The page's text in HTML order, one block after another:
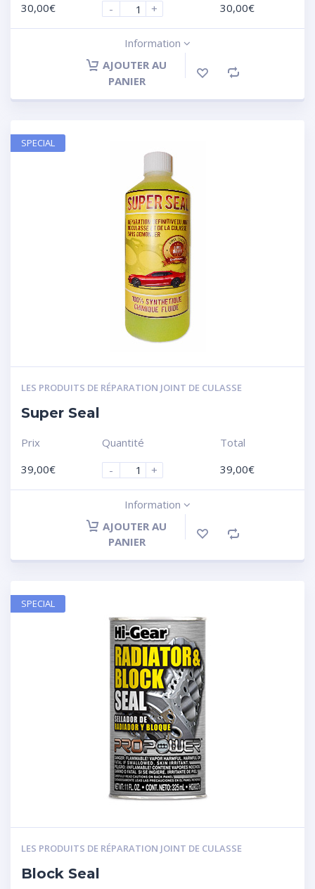
30,00€
-
+
30,00€
Information
AJOUTER AU
PANIER
LES PRODUITS DE RÉPARATION JOINT DE CULASSE
Super Seal
Prix
39,00€
Quantité
-
+
Total
39,00€
Information
AJOUTER AU
PANIER
SPECIAL
LES PRODUITS DE RÉPARATION JOINT DE CULASSE
Block Seal
SPECIAL